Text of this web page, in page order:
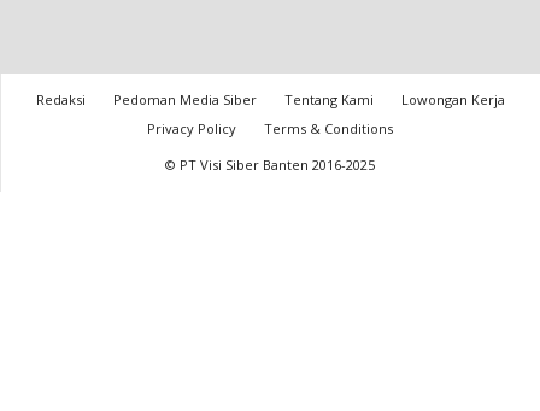
Redaksi Pedoman Media Siber Tentang Kami
Lowongan Kerja
Privacy Policy
Terms & Conditions
© PT Visi Siber Banten 2016-2025